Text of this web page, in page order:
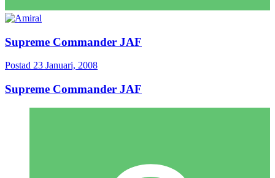
Supreme Commander JAF
Postad 23 Januari, 2008
Supreme Commander JAF